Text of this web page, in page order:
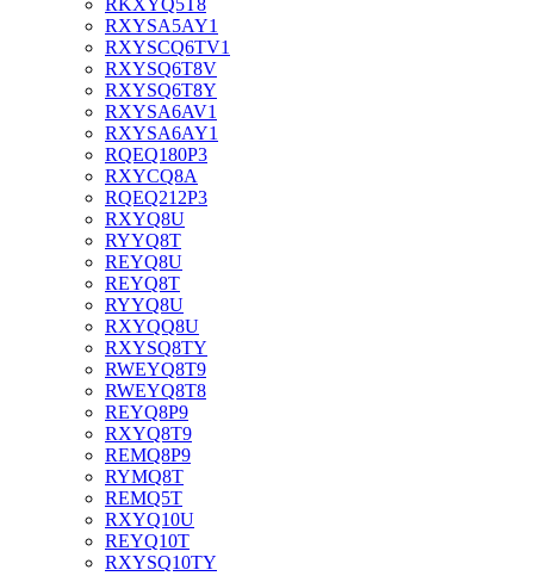
RKXYQ5T8
RXYSA5AY1
RXYSCQ6TV1
RXYSQ6T8V
RXYSQ6T8Y
RXYSA6AV1
RXYSA6AY1
RQEQ180P3
RXYCQ8A
RQEQ212P3
RXYQ8U
RYYQ8T
REYQ8U
REYQ8T
RYYQ8U
RXYQQ8U
RXYSQ8TY
RWEYQ8T9
RWEYQ8T8
REYQ8P9
RXYQ8T9
REMQ8P9
RYMQ8T
REMQ5T
RXYQ10U
REYQ10T
RXYSQ10TY